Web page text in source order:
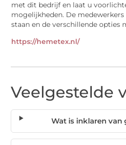
met dit bedrijf en laat u
mogelijkheden. De
staan en de verschillende opties
https://hemetex.nl/
Veelgestelde
Wat is inklaren van